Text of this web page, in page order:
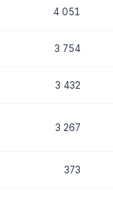
4 051
3 754
3 432
3 267
373